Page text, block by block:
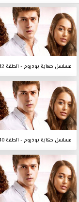
مسلسل حكاية بودروم - الحلقة 42
مسلسل حكاية بودروم - الحلقة 40